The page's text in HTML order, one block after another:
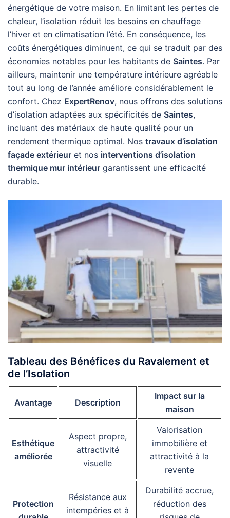
énergétique de votre maison. En limitant les pertes de
chaleur, l’isolation réduit les besoins en chauffage
l’hiver et en climatisation l’été. En conséquence, les
coûts énergétiques diminuent, ce qui se traduit par des
économies notables pour les habitants de Saintes. Par
ailleurs, maintenir une température intérieure agréable
tout au long de l’année améliore considérablement le
confort. Chez ExpertRenov, nous offrons des solutions
d’isolation adaptées aux spécificités de Saintes,
incluant des matériaux de haute qualité pour un
rendement thermique optimal. Nos travaux d’isolation
façade extérieur et nos interventions d’isolation
thermique mur intérieur garantissent une efficacité
durable.
Tableau des Bénéfices du Ravalement et
de l’Isolation
Avantage Description
Impact sur la
maison
Esthétique
améliorée
Aspect propre,
attractivité
visuelle
Valorisation
immobilière et
attractivité à la
revente
Protection
Résistance aux
intempéries et à
Durabilité accrue,
réduction des